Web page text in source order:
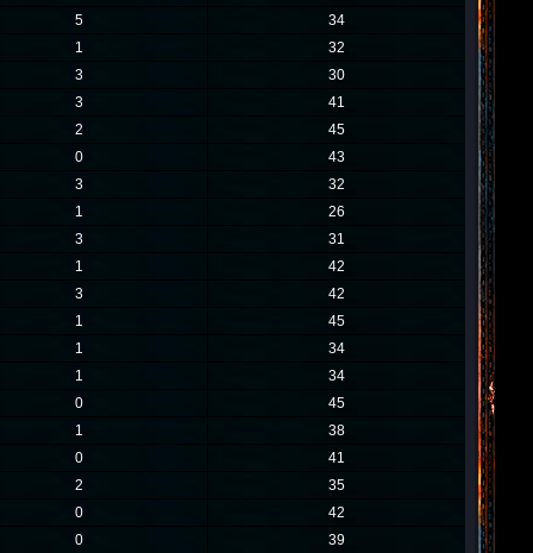
5
34
1
32
3
30
3
41
2
45
0
43
3
32
1
26
3
31
1
42
3
42
1
45
1
34
1
34
0
45
1
38
0
41
2
35
0
42
0
39